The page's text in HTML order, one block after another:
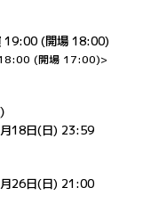
(開場 18:00)
(開場 17:00)>
18日(日) 23:59
26日(日) 21:00